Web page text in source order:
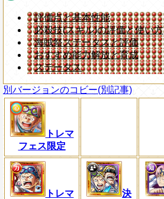
評価点と基本性能
必殺技(スキル)の評価と使い方
海賊祭ステータスと評価
おすすめ能力解放と育成
ステータス
別バージョンのコビー(別記事)
トレマ
フェス限定
トレマ
決